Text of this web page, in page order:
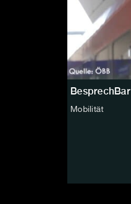
BesprechBar
Mobilität